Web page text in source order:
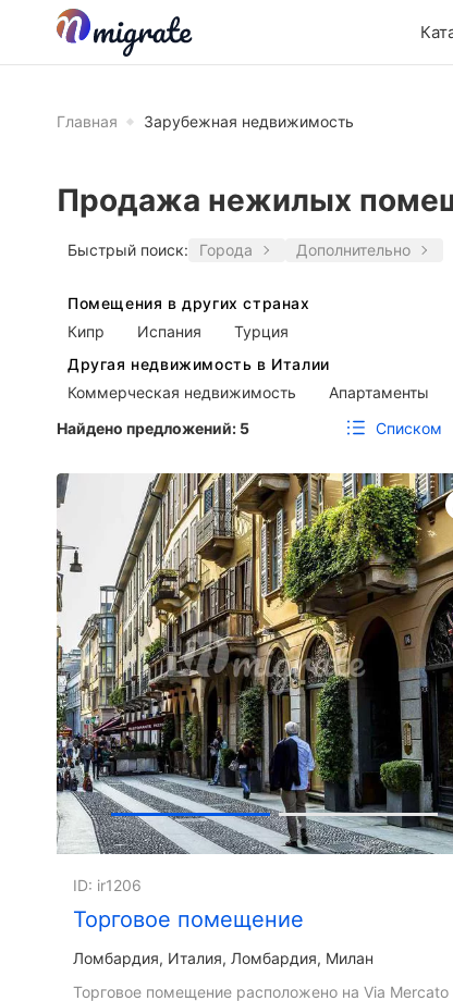
Главная Зарубежная недвижимость
Продажа нежилых
Быстрый поиск: Города Дополнительно
Помещения в других странах
Кипр
Испания
Турция
Другая недвижимость в Италии
Коммерческая недвижимость
Апартаменты
Найдено предложений: 5 Списком
Торговое помещение
ID: ir1206
Ломбардия Италия, Ломбардия, Милан
Торговое помещение расположено на Via Mercato